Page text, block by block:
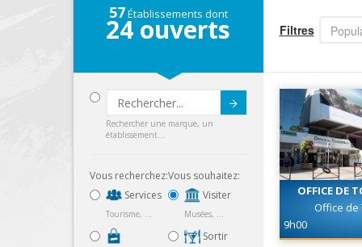
57Établissements dont
24 ouverts
Submit
Rechercher une marque, un
établissement...
Vous recherchez:
Services
Tourisme, ...
Vous souhaitez:
Visiter
Musées, ...
Sortir
Filtres
OFFICE DE
Office de
9h00